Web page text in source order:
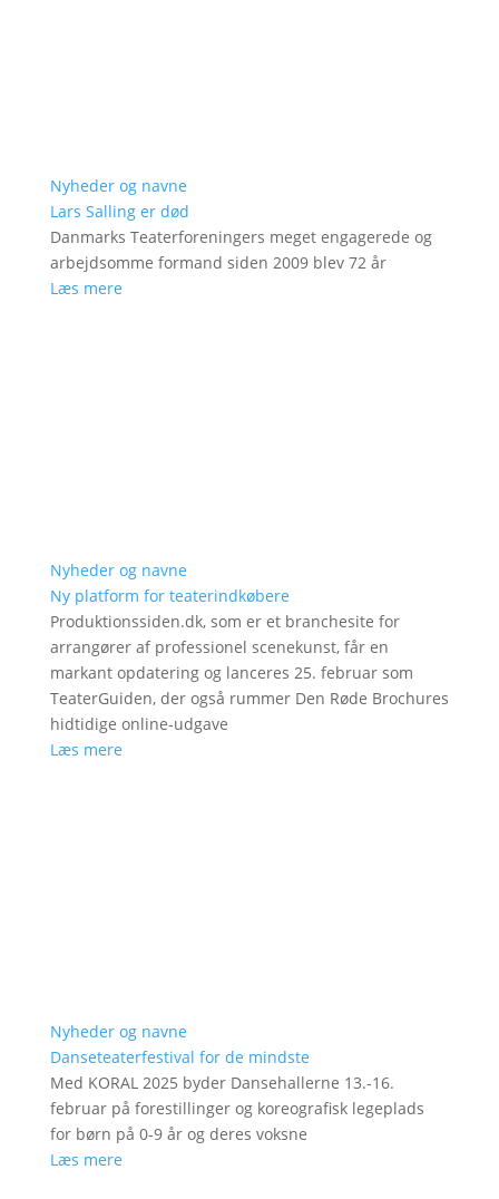
Nyheder og navne
Lars Salling er død
Danmarks Teaterforeningers meget engagerede og
arbejdsomme formand siden 2009 blev 72 år
Læs mere
Nyheder og navne
Ny platform for teaterindkøbere
Produktionssiden.dk, som er et branchesite for
arrangører af professionel scenekunst, får en
markant opdatering og lanceres 25. februar som
TeaterGuiden, der også rummer Den Røde Brochures
hidtidige online-udgave
Læs mere
Nyheder og navne
Danseteaterfestival for de mindste
Med KORAL 2025 byder Dansehallerne 13.-16.
februar på forestillinger og koreografisk legeplads
for børn på 0-9 år og deres voksne
Læs mere